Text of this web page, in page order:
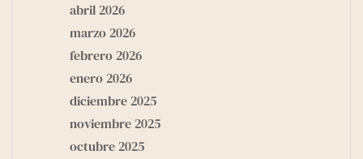
abril 2026
marzo 2026
febrero 2026
enero 2026
diciembre 2025
noviembre 2025
octubre 2025